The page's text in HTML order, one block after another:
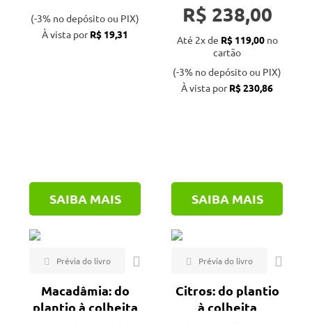
pilotada
(-3% no depósito ou PIX)
À vista porR$ 19,31
SAIBA MAIS
R$ 238,00
Até 2x de R$ 119,00no
cartão
(-3% no depósito ou PIX)
À vista porR$ 230,86
SAIBA MAIS
Macadâmia: do
plantio à colheita
Citros: do plantio
à colheita